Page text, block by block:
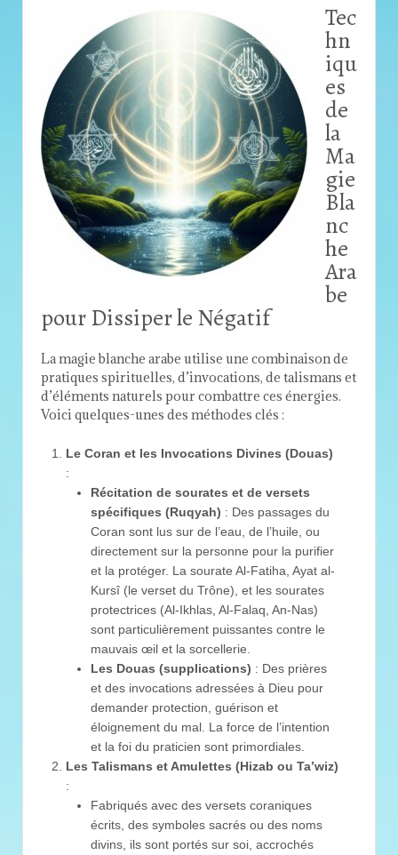
Tec
hn
iqu
es
de
la
Ma
gie
Bla
nc
he
Ara
be
pour Dissiper le Négatif
La magie blanche arabe utilise une combinaison de
pratiques spirituelles, d’invocations, de talismans et
d’éléments naturels pour combattre ces énergies.
Voici quelques-unes des méthodes clés :
Le Coran et les Invocations Divines (Douas)
:
Récitation de sourates et de versets
spécifiques (Ruqyah) : Des passages du
Coran sont lus sur de l’eau, de l’huile, ou
directement sur la personne pour la purifier
et la protéger. La sourate Al-Fatiha, Ayat al-
Kursî (le verset du Trône), et les sourates
protectrices (Al-Ikhlas, Al-Falaq, An-Nas)
sont particulièrement puissantes contre le
mauvais œil et la sorcellerie.
Les Douas (supplications) : Des prières
et des invocations adressées à Dieu pour
demander protection, guérison et
éloignement du mal. La force de l’intention
et la foi du praticien sont primordiales.
Les Talismans et Amulettes (Hizab ou Ta’wiz)
:
Fabriqués avec des versets coraniques
écrits, des symboles sacrés ou des noms
divins, ils sont portés sur soi, accrochés